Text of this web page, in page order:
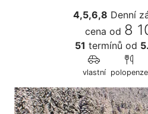
4,5,6,8 Denní
cena od 8
51 termínů od
vlastní polopenze